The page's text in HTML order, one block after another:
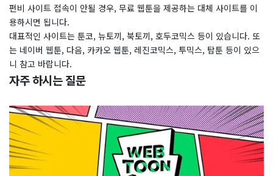
펀비 사이트 접속이 안될 경우, 무료 웹툰을 제공하는 대체 사이트를 이
용하시면 됩니다.
대표적인 사이트는 툰코, 뉴토끼, 북토끼, 호두코믹스 등이 있습니다. 또
는 네이버 웹툰, 다음, 카카오 웹툰, 레진코믹스, 투믹스, 탑툰 등이 있으
니 참고 바랍니다.
자주 하시는 질문